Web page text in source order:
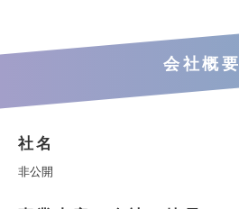
会社概要
社名
非公開